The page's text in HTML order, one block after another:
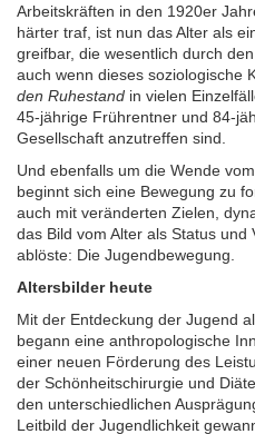
Arbeits­kräften in den 1920er
härter traf, ist nun das Alter als
greifbar, die wesent­lich durch
auch wenn dieses sozio­logische
den Ruhestand in vielen
45-jährige Früh­rentner und 84-
Gesell­schaft anzu­treffen sind.
Und ebenfalls um die Wende
beginnt sich eine Bewegung zu
auch mit veränderten Zielen,
das Bild vom Alter als Status und
ablöste: Die Jugend­bewegung.
Altersbilder heute
Mit der Entdeckung der Jugend
begann eine anthropo­logische
einer neuen Förderung des
der Schönheits­chirurgie und
den unterschied­lichen
Leitbild der Jugend­lichkeit